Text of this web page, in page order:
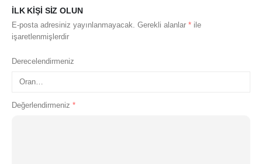
ILK KIŞI SIZ OLUN
E-posta adresiniz yayınlanmayacak. Gerekli alanlar * ile
işaretlenmişlerdir
Derecelendirmeniz
Değerlendirmeniz *